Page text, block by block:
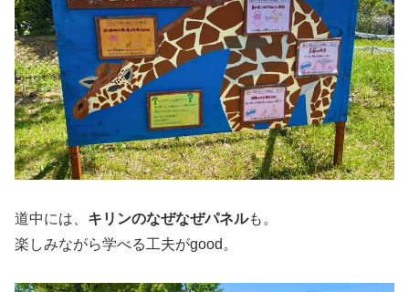
道中には、 キリンのなぜなぜパネルも。
楽しみながら学べる工夫がgood。